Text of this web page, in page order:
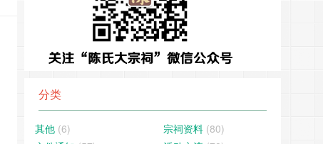
分类
其他 (6) 宗祠资料 (80)